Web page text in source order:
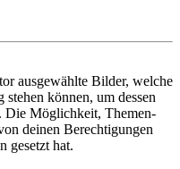
ausgewählte Bilder, welche
können, um dessen
Die Möglichkeit, Themen-
deinen Berechtigungen
gesetzt hat.